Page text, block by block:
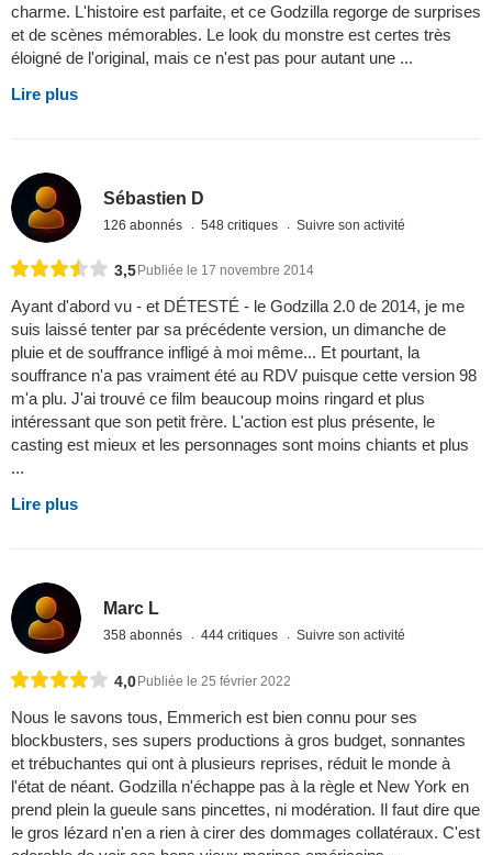
charme. L'histoire est parfaite, et ce Godzilla regorge de surprises
et de scènes mémorables. Le look du monstre est certes très
éloigné de l'original, mais ce n'est pas pour autant une ...
Lire plus
Sébastien D
126 abonnés 548 critiques Suivre son activité
3,5 Publiée le 17 novembre 2014
Ayant d'abord vu - et DÉTESTÉ - le Godzilla 2.0 de 2014, je me
suis laissé tenter par sa précédente version, un dimanche de
pluie et de souffrance infligé à moi même... Et pourtant, la
souffrance n'a pas vraiment été au RDV puisque cette version 98
m'a plu. J'ai trouvé ce film beaucoup moins ringard et plus
intéressant que son petit frère. L'action est plus présente, le
casting est mieux et les personnages sont moins chiants et plus
...
Lire plus
Marc L
358 abonnés 444 critiques Suivre son activité
4,0Publiée le 25 février 2022
Nous le savons tous, Emmerich est bien connu pour ses
blockbusters, ses supers productions à gros budget, sonnantes
et trébuchantes qui ont à plusieurs reprises, réduit le monde à
l'état de néant. Godzilla n'échappe pas à la règle et New York en
prend plein la gueule sans pincettes, ni modération. Il faut dire que
le gros lézard n'en a rien à cirer des dommages collatéraux. C'est